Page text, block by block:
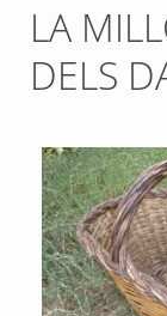
LA
DELS